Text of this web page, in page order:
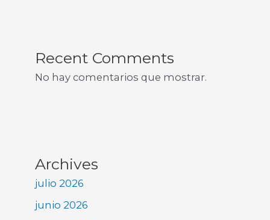
Recent Comments
No hay comentarios que mostrar.
Archives
julio 2026
junio 2026